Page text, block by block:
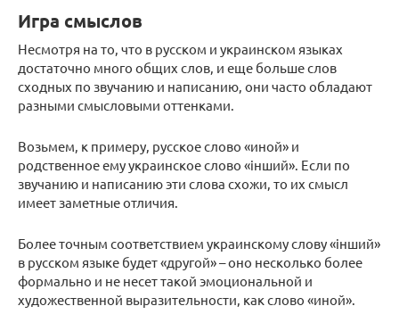
Игра смыслов
Несмотря на то, что в русском и украинском языках
достаточно много общих слов, и еще больше слов
сходных по звучанию и написанию, они часто обладают
разными смысловыми оттенками.
Возьмем, к примеру, русское слово «иной» и
родственное ему украинское слово «iнший». Если по
звучанию и написанию эти слова схожи, то их смысл
имеет заметные отличия.
Более точным соответствием украинскому слову «iнший»
в русском языке будет «другой» – оно несколько более
формально и не несет такой эмоциональной и
художественной выразительности, как слово «иной».